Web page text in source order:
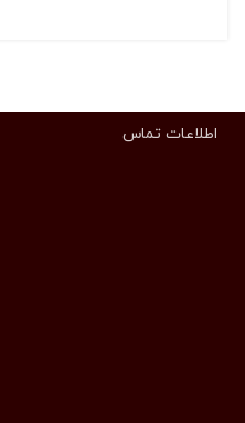
اطلاعات تماس